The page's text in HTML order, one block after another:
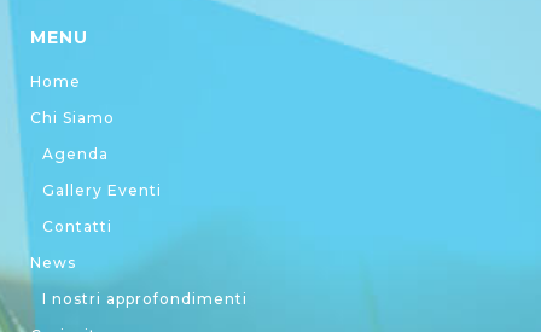
MENU
Home
Chi Siamo
Agenda
Gallery Eventi
Contatti
News
I nostri approfondimenti